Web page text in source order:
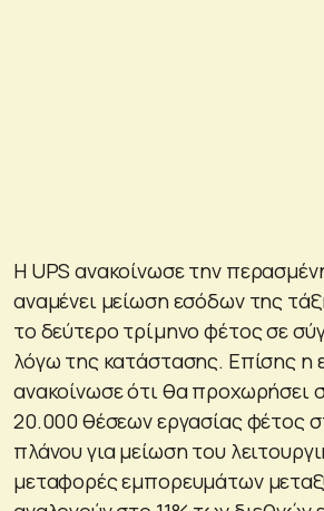
Η UPS ανακοίνωσε την
αναμένει μείωση εσόδων της
το δεύτερο τρίμηνο φέτος σε
λόγω της κατάστασης. Επίσης η
ανακοίνωσε ότι θα προχωρήσει
20.000 θέσεων εργασίας φέτος
πλάνου για μείωση του
μεταφορές εμπορευμάτων